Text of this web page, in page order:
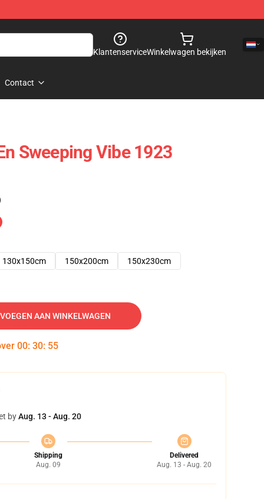
KlantenserviceWinkelwagen bekijken
Contact
Sweeping Vibe 1923
130x150cm 150x200cm 150x230cm
AAN WINKELWAGEN
00: 30: 54
byAug. 13 - Aug. 20
Shipping
Aug. 09
Delivered
Aug. 13 - Aug. 20